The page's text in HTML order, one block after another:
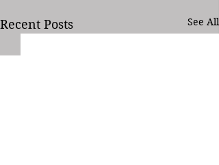
Recent Posts See All